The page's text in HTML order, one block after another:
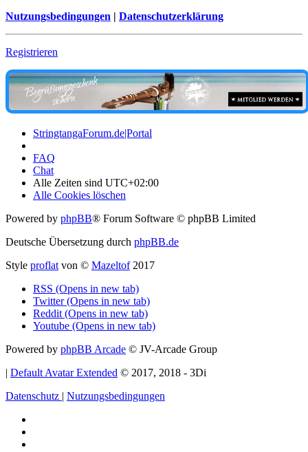
Nutzungsbedingungen | Datenschutzerklärung
Registrieren
StringtangaForum.de|Portal
FAQ
Chat
Alle Zeiten sind UTC+02:00
Alle Cookies löschen
Powered by phpBB® Forum Software © phpBB Limited
Deutsche Übersetzung durch phpBB.de
Style proflat von © Mazeltof2017
RSS (Opens in new tab)
Twitter (Opens in new tab)
Reddit (Opens in new tab)
Youtube (Opens in new tab)
Powered by phpBB Arcade © JV-Arcade Group
| Default Avatar Extended © 2017, 2018 - 3Di
Datenschutz | Nutzungsbedingungen